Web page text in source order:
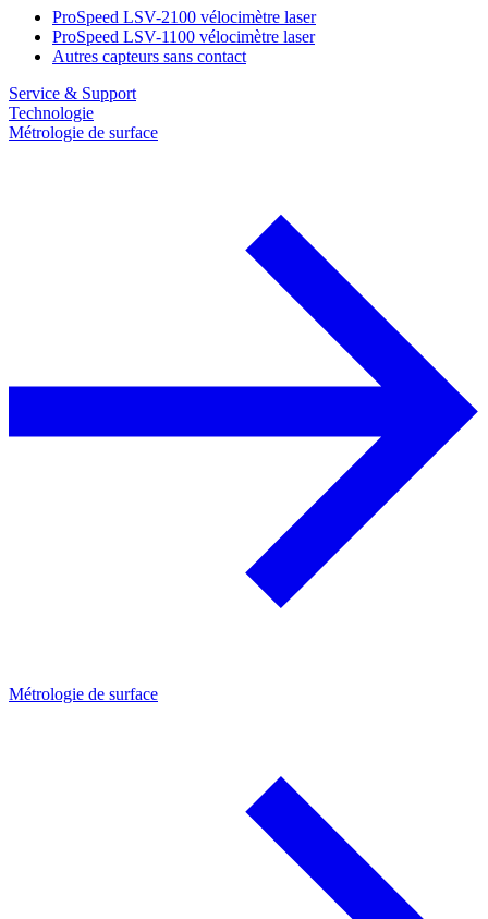
ProSpeed LSV-2100 vélocimètre laser
ProSpeed LSV-1100 vélocimètre laser
Autres capteurs sans contact
Service & Support
Technologie
Métrologie de surface
Métrologie de surface